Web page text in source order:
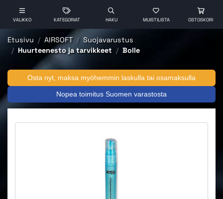
VALIKKO KATEGORIAT HAKU MUISTILISTA OSTOSKORI
Etusivu AIRSOFT
Suojavarustus
Huurteenesto ja tarvikkeet
Bolle
Osta nyt, maksa myöhemmin laskulla tai osamaksulla
Nopea toimitus Suomen varastosta